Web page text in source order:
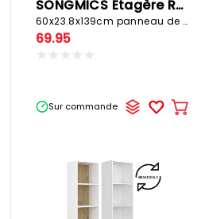
SONGMICS Etagère RUSTIK
60x23.8x139cm panneau de particules mélamine
69.95
Sur commande Ajouter